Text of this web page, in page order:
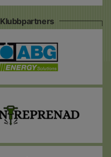
Klubbpartners